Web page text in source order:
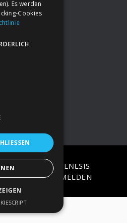
Team
· ON
GENESIS
·ANMELDEN
Es werden
Cookies